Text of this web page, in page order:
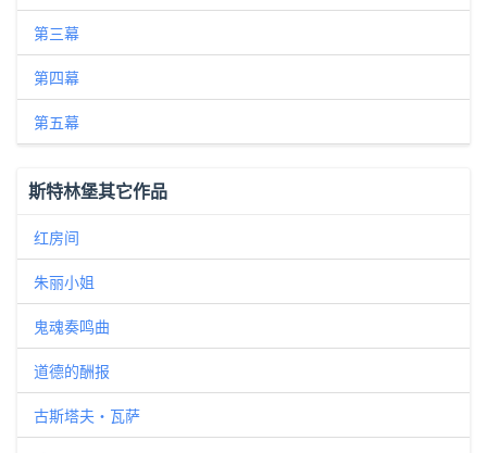
第三幕
第四幕
第五幕
斯特林堡其它作品
红房间
朱丽小姐
鬼魂奏鸣曲
道德的酬报
古斯塔夫・瓦萨